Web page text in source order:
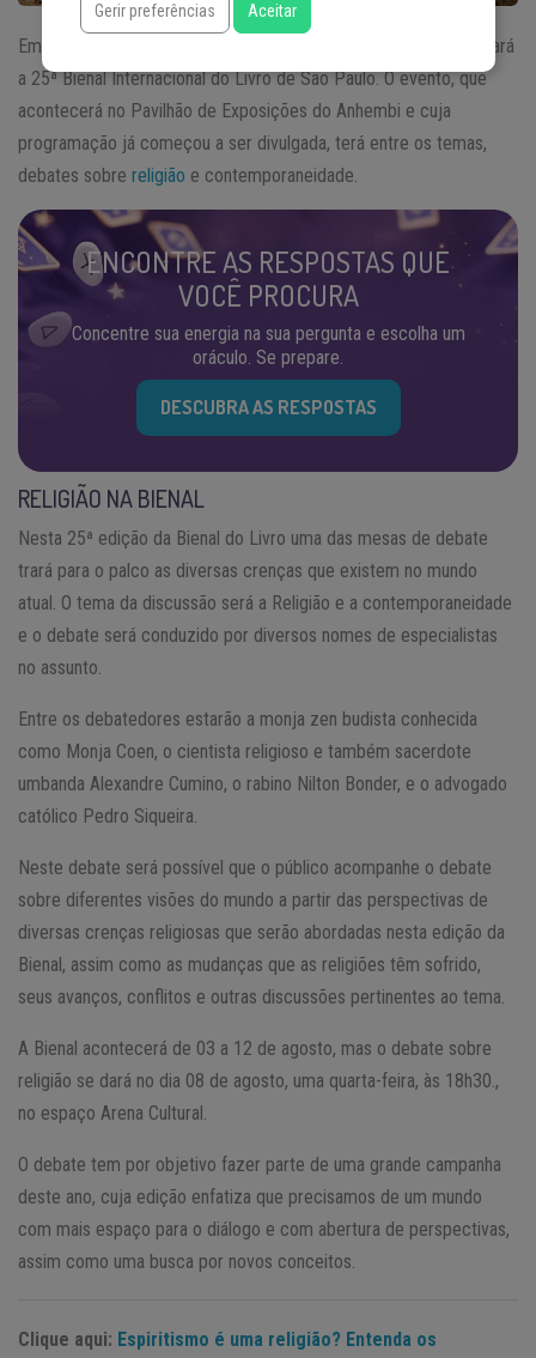
Em agosto deste ano a Câmara Brasileira do Livro, a CBL, realizará
a 25ª Bienal Internacional do Livro de São Paulo. O evento, que
acontecerá no Pavilhão de Exposições do Anhembi e cuja
programação já começou a ser divulgada, terá entre os temas,
debates sobre religião e contemporaneidade.
ENCONTRE AS RESPOSTAS QUE
VOCÊ PROCURA
Concentre sua energia na sua pergunta e escolha um
oráculo. Se prepare.
DESCUBRA AS RESPOSTAS
RELIGIÃO NA BIENAL
Nesta 25ª edição da Bienal do Livro uma das mesas de debate
trará para o palco as diversas crenças que existem no mundo
atual. O tema da discussão será a Religião e a contemporaneidade
e o debate será conduzido por diversos nomes de especialistas
no assunto.
Entre os debatedores estarão a monja zen budista conhecida
como Monja Coen, o cientista religioso e também sacerdote
umbanda Alexandre Cumino, o rabino Nilton Bonder, e o advogado
católico Pedro Siqueira.
Neste debate será possível que o público acompanhe o debate
sobre diferentes visões do mundo a partir das perspectivas de
diversas crenças religiosas que serão abordadas nesta edição da
Bienal, assim como as mudanças que as religiões têm sofrido,
seus avanços, conflitos e outras discussões pertinentes ao tema.
A Bienal acontecerá de 03 a 12 de agosto, mas o debate sobre
religião se dará no dia 08 de agosto, uma quarta-feira, às 18h30.,
no espaço Arena Cultural.
O debate tem por objetivo fazer parte de uma grande campanha
deste ano, cuja edição enfatiza que precisamos de um mundo
com mais espaço para o diálogo e com abertura de perspectivas,
assim como uma busca por novos conceitos.
Clique aqui: Espiritismo é uma religião? Entenda os
Gerir preferências Aceitar